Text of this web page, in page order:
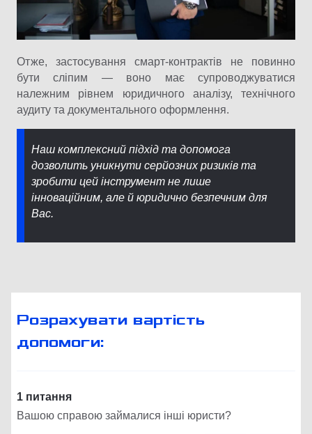
Отже, застосування смарт-контрактів не повинно
бути сліпим — воно має супроводжуватися
належним рівнем юридичного аналізу, технічного
аудиту та документального оформлення.
Наш комплексний підхід та допомога
дозволить уникнути серйозних ризиків та
зробити цей інструмент не лише
інноваційним, але й юридично безпечним для
Вас.
Розрахувати вартість
допомоги:
1 питання
Вашою справою займалися інші юристи?